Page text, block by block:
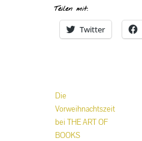
Teilen mit:
Twitter
Beitrags-
Navigation
Die
Vorweihnachtszeit
bei THE ART OF
BOOKS